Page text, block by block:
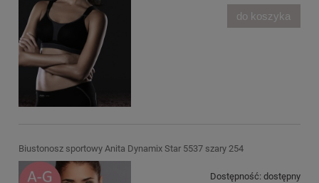
do koszyka
Biustonosz sportowy Anita Dynamix Star 5537 szary 254
Dostępność: dostępny